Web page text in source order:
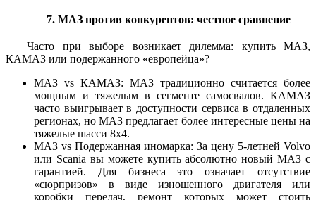
7. МАЗ против конкурентов: честное сравнение
Часто при выборе возникает дилемма: купить МАЗ,
КАМАЗ или подержанного «европейца»?
МАЗ vs КАМАЗ: МАЗ традиционно считается более
мощным и тяжелым в сегменте самосвалов. КАМАЗ
часто выигрывает в доступности сервиса в отдаленных
регионах, но МАЗ предлагает более интересные цены на
тяжелые шасси 8х4.
МАЗ vs Подержанная иномарка: За цену 5-летней Volvo
или Scania вы можете купить абсолютно новый МАЗ с
гарантией. Для бизнеса это означает отсутствие
«сюрпризов» в виде изношенного двигателя или
коробки передач, ремонт которых может стоить